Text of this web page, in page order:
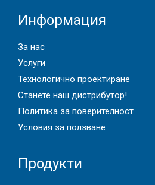
Информация
За нас
Услуги
Технологично проектиране
Станете наш дистрибутор!
Политика за поверителност
Условия за ползване
Продукти